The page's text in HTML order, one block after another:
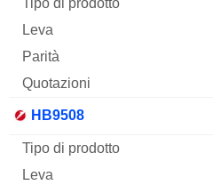
HB9508